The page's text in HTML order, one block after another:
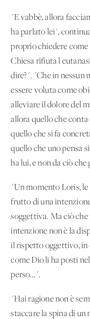
"E vabbè, allora
ha parlato lei",
proprio chiedere
Chiesa rifiuta
dire?". "Che in nessun
essere voluta come
alleviare il dolore del
allora quello che conta
quello che si fa
quello che uno pensa
ha lui, e non da ciò che
"Un momento Loris,
frutto di una
soggettiva. Ma ciò che
intenzione non è la
il rispetto oggettivo, in
come Dio li ha posti
perso...".
"Hai ragione non è
staccare la spina di un